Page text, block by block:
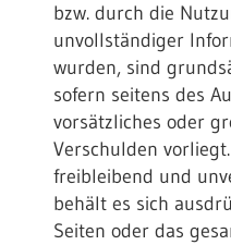
bzw. durch die
unvollständiger
wurden, sind
sofern seitens des
vorsätzliches oder
Verschulden
freibleibend und
behält es sich
Seiten oder das